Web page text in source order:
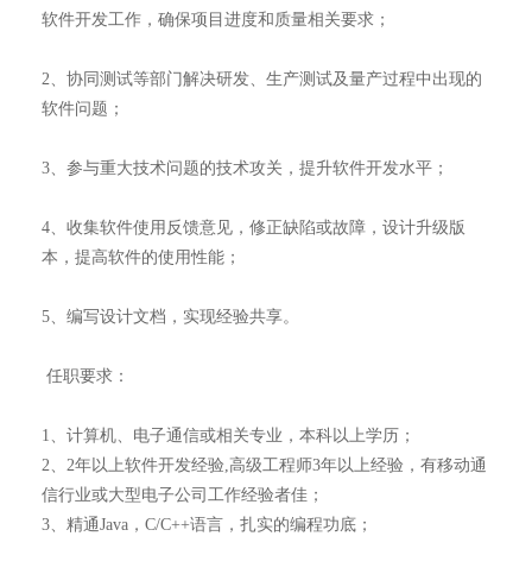
软件开发工作，确保项目进度和质量相关要求；
2、协同测试等部门解决研发、生产测试及量产过程中出现的
软件问题；
3、参与重大技术问题的技术攻关，提升软件开发水平；
4、收集软件使用反馈意见，修正缺陷或故障，设计升级版
本，提高软件的使用性能；
5、编写设计文档，实现经验共享。
任职要求：
1、计算机、电子通信或相关专业，本科以上学历；
2、2年以上软件开发经验,高级工程师3年以上经验，有移动通
信行业或大型电子公司工作经验者佳；
3、精通Java，C/C++语言，扎实的编程功底；